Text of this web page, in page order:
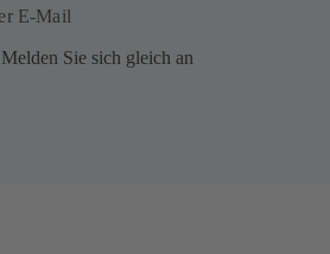
E-Mail
Melden Sie sich gleich an